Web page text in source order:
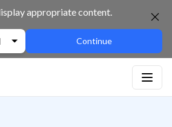
appropriate content.
Continue